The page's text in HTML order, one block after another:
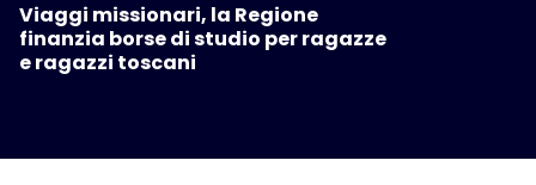
Viaggi missionari, la Regione
finanzia borse di studio per ragazze
e ragazzi toscani